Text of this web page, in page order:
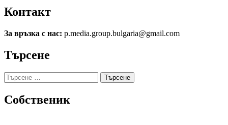
Контакт
За връзка с нас: p.media.group.bulgaria@gmail.com
Търсене
Търсене
за:
Собственик